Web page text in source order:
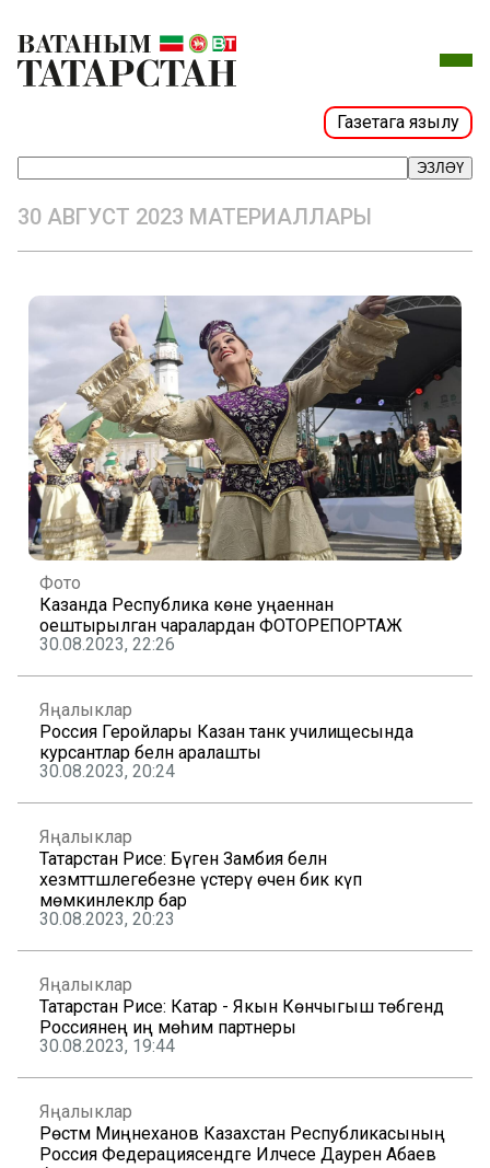
Газетага язылу
ЭЗЛӘҮ
30 АВГУСТ 2023 МАТЕРИАЛЛАРЫ
Фото
Казанда Республика көне уңаеннан
оештырылган чаралардан ФОТОРЕПОРТАЖ
30.08.2023, 22:26
Яңалыклар
Россия Геройлары Казан танк училищесында
курсантлар белән аралашты
30.08.2023, 20:24
Яңалыклар
Татарстан Рәисе: Бүген Замбия белән
хезмәттәшлегебезне үстерү өчен бик күп
мөмкинлекләр бар
30.08.2023, 20:23
Яңалыклар
Татарстан Рәисе: Катар - Якын Көнчыгыш төбәгендә
Россиянең иң мөһим партнеры
30.08.2023, 19:44
Яңалыклар
Рөстәм Миңнеханов Казахстан Республикасының
Россия Федерациясендәге Илчесе Даурен Абаев